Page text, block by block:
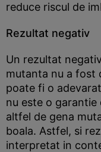
reduce riscul de
Rezultat negativ
Un rezultat
mutanta nu a fost
poate fi o
nu este o garantie
altfel de gena
boala. Astfel, si
interpretat in